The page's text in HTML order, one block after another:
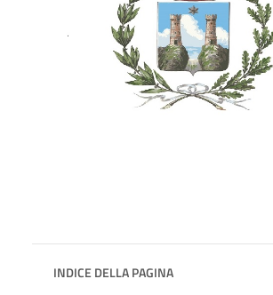
INDICE DELLA PAGINA